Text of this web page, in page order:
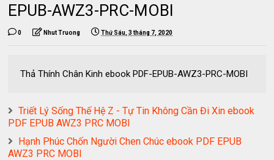
EPUB-AWZ3-PRC-MOBI
0 Nhut Truong Thứ Sáu, 3 tháng 7, 2020
Thả Thính Chân Kinh ebook PDF-EPUB-AWZ3-PRC-MOBI
Triết Lý Sống Thế Hệ Z - Tự Tin Không Cần Đi Xin ebook
PDF EPUB AWZ3 PRC MOBI
Hạnh Phúc Chốn Người Chen Chúc ebook PDF EPUB
AWZ3 PRC MOBI